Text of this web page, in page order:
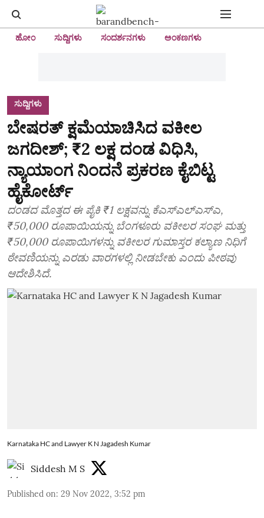
ಹೋಂ ಸುದ್ದಿಗಳು ಸಂದರ್ಶನಗಳು ಅಂಕಣಗಳು
ಸುದ್ದಿಗಳು
ಬೇಷರತ್‌ ಕ್ಷಮೆಯಾಚಿಸಿದ ವಕೀಲ
ಜಗದೀಶ್‌; ₹2 ಲಕ್ಷ ದಂಡ ವಿಧಿಸಿ,
ನ್ಯಾಯಾಂಗ ನಿಂದನೆ ಪ್ರಕರಣ ಕೈಬಿಟ್ಟ
ಹೈಕೋರ್ಟ್‌
ದಂಡದ ಮೊತ್ತದ ಈ ಪೈಕಿ ₹1 ಲಕ್ಷವನ್ನು ಕೆಎಸ್‌ಎಲ್‌ಎಸ್‌ಎ,
₹50,000 ರೂಪಾಯಿಯನ್ನು ಬೆಂಗಳೂರು ವಕೀಲರ ಸಂಘ ಮತ್ತು
₹50,000 ರೂಪಾಯಿಗಳನ್ನು ವಕೀಲರ ಗುಮಾಸ್ತರ ಕಲ್ಯಾಣ ನಿಧಿಗೆ
ಠೇವಣಿಯನ್ನು ಎರಡು ವಾರಗಳಲ್ಲಿ ನೀಡಬೇಕು ಎಂದು ಪೀಠವು
ಆದೇಶಿಸಿದೆ.
Karnataka HC and Lawyer K N Jagadesh Kumar
Siddesh M S
Published on: 29 Nov 2022, 3:52 pm